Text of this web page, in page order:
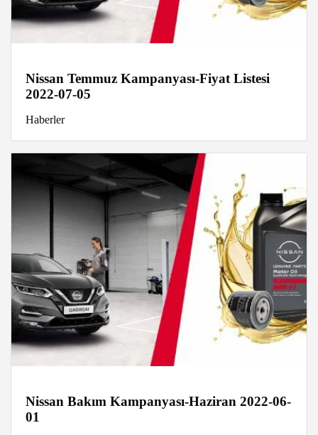
Nissan Temmuz Kampanyası-Fiyat Listesi
2022-07-05
Haberler
Nissan Bakım Kampanyası-Haziran 2022-06-
01